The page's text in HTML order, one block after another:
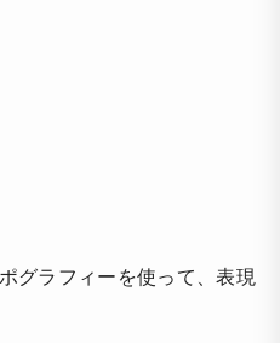
グラフィーを使って、表現